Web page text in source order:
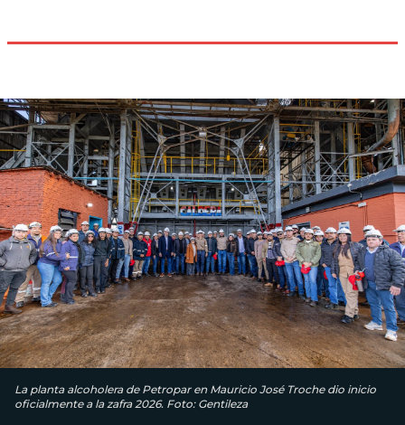
La planta alcoholera de Petropar en Mauricio José Troche dio inicio
oficialmente a la zafra 2026. Foto: Gentileza